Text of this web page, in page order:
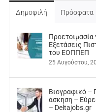
Δημοφιλή Πρόσφατα
Προετοιμασία
Εξετάσεις
του ΕΟΠΠΕΠ
25 Αυγούστου,
Βιογραφικό –
άσκηση –
– Deltajobs.gr